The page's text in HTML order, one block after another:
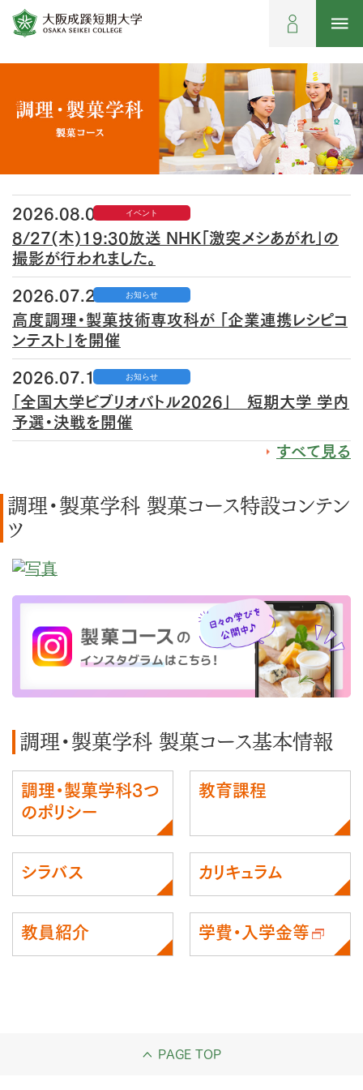
2026.08.03 イベント
8/27(木)19:30放送 NHK「激突メシあがれ」の
撮影が行われました。
2026.07.24 お知らせ
高度調理・製菓技術専攻科が 「企業連携レシピコ
ンテスト」を開催
2026.07.16 お知らせ
「全国大学ビブリオバトル2026」 短期大学 学内
予選・決戦を開催
すべて見る
調理・製菓学科 製菓コース特設コンテン
ツ
調理・製菓学科 製菓コース基本情報
調理・製菓学科3つ
のポリシー
教育課程
シラバス カリキュラム
教員紹介 学費・入学金等
PAGE TOP